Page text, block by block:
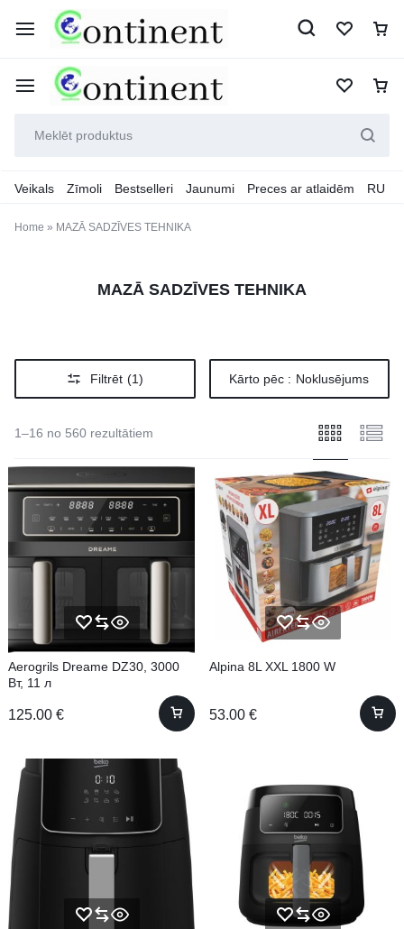
Veikals Zīmoli Bestselleri Jaunumi Preces ar atlaidēm RU
Home » MAZĀ SADZĪVES TEHNIKA
MAZĀ SADZĪVES TEHNIKA
Filtrēt (1) Kārto pēc : Noklusējums
1–16 no 560 rezultātiem
Aerogrils Dreame DZ30, 3000
Вт, 11 л
125.00 €
Alpina 8L XXL 1800 W
53.00 €